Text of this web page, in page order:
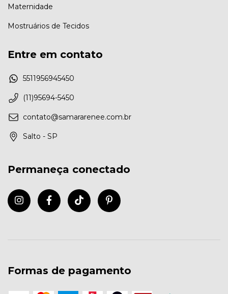
Maternidade
Mostruários de Tecidos
Entre em contato
5511956945450
(11)95694-5450
contato@samararenee.com.br
Salto - SP
Permaneça conectado
Formas de pagamento